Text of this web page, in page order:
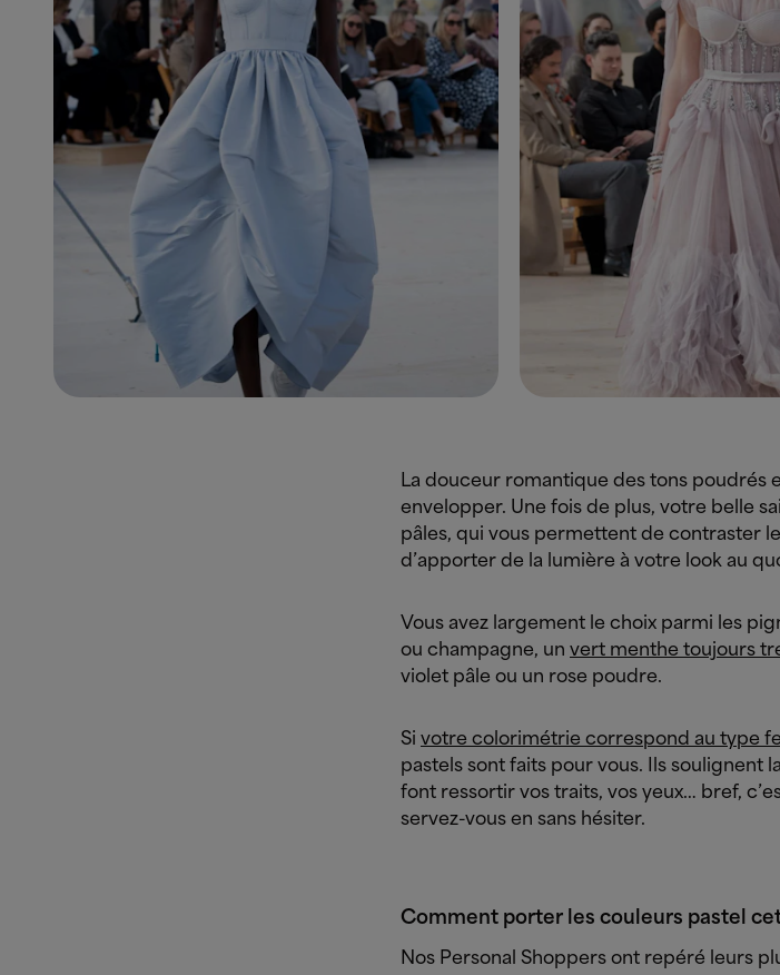
La douceur romantique des tons poudrés
envelopper. Une fois de plus, votre belle
pâles, qui vous permettent de contraster
d’apporter de la lumière à votre look au
Vous avez largement le choix parmi les
ou champagne, un vert menthe toujours
violet pâle ou un rose poudre.
Si votre colorimétrie correspond au type
pastels sont faits pour vous. Ils soulignent
font ressortir vos traits, vos yeux… bref,
servez-vous en sans hésiter.
Comment porter les couleurs pastel
Nos Personal Shoppers ont repéré leurs